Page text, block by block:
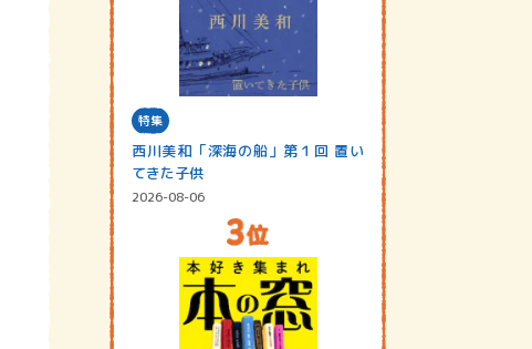
特集
西川美和「深海の船」第１回 置い
てきた子供
2026-08-06